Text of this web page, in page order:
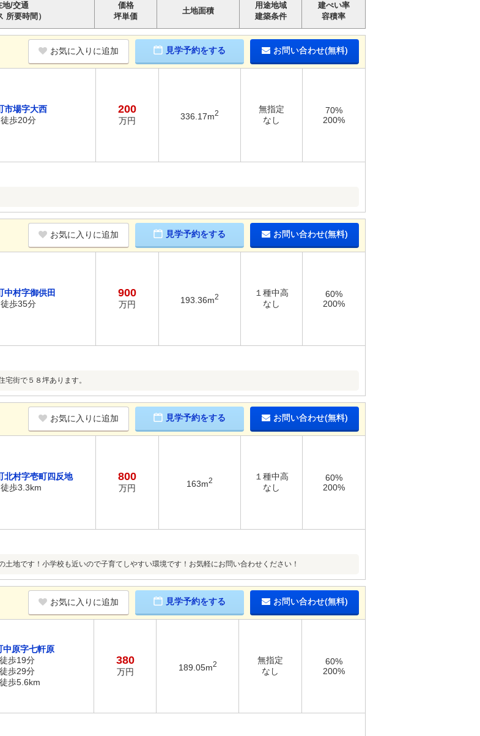
地/交通
所要時間）
価格
坪単価
土地面積
用途地域
建築条件
建ぺい率
容積率
お気に入りに追加 見学予約をする お問い合わせ(無料)
市場字大西
歩20分
200
万円 336.17m2
無指定
なし
70%
200%
お気に入りに追加 見学予約をする お問い合わせ(無料)
中村字御供田
歩35分
900
万円 193.36m2
１種中高
なし
60%
200%
街で５８坪あります。
お気に入りに追加 見学予約をする お問い合わせ(無料)
北村字壱町四反地
歩3.3km
800
万円 163m2
１種中高
なし
60%
200%
土地です！小学校も近いので子育てしやすい環境です！お気軽にお問い合わせください！
お気に入りに追加 見学予約をする お問い合わせ(無料)
中原字七軒原
歩19分
歩29分
歩5.6km
380
万円 189.05m2
無指定
なし
60%
200%